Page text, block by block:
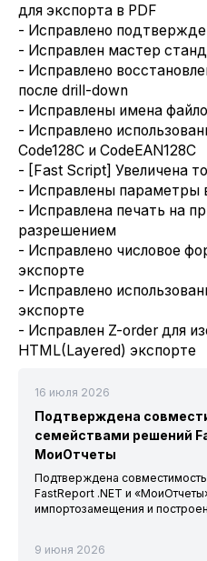
для экспорта в PDF
- Исправлено
- Исправлен мастер
- Исправлено
после drill-down
- Исправлены имена
- Исправлено
Code128C и CodeEAN128C
- [Fast Script] Увеличена
- Исправлены параметры
- Исправлена печать на
разрешением
- Исправлено числовое
экспорте
- Исправлено
экспорте
- Исправлен Z-order для
HTML(Layered) экспорте
16 июля 2026
Подтверждена
семействами решений
МоиОтчеты
Подтверждена
FastReport .NET и
импортозамещения и
9 июня 2026